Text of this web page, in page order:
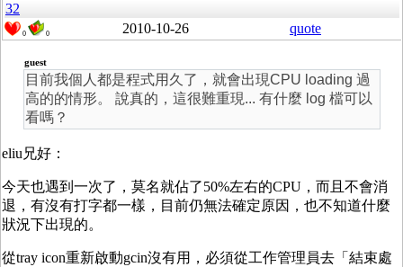
32
0 0 2010-10-26 quote
guest
目前我個人都是程式用久了，就會出現CPU loading 過
高的的情形。 說真的，這很難重現... 有什麼 log 檔可以
看嗎？
eliu兄好：
今天也遇到一次了，莫名就佔了50%左右的CPU，而且不會消
退，有沒有打字都一樣，目前仍無法確定原因，也不知道什麼
狀況下出現的。
從tray icon重新啟動gcin沒有用，必須從工作管理員去「結束處